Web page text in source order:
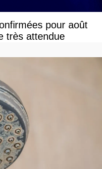
pour août
très attendue